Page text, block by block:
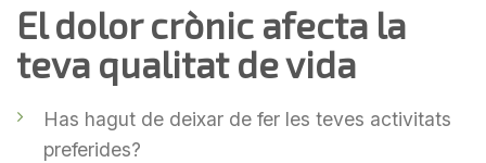
El dolor crònic afecta la
teva qualitat de vida
Has hagut de deixar de fer les teves activitats
preferides?